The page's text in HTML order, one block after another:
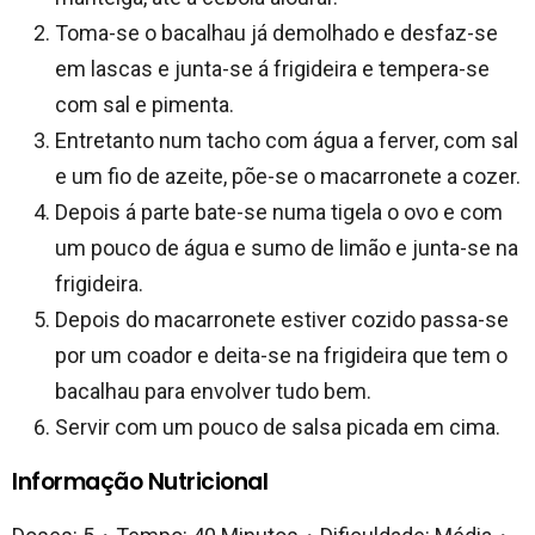
Toma-se o bacalhau já demolhado e desfaz-se
em lascas e junta-se á frigideira e tempera-se
com sal e pimenta.
Entretanto num tacho com água a ferver, com sal
e um fio de azeite, põe-se o macarronete a cozer.
Depois á parte bate-se numa tigela o ovo e com
um pouco de água e sumo de limão e junta-se na
frigideira.
Depois do macarronete estiver cozido passa-se
por um coador e deita-se na frigideira que tem o
bacalhau para envolver tudo bem.
Servir com um pouco de salsa picada em cima.
Informação Nutricional